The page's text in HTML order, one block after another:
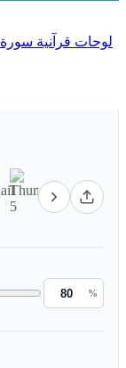
لوحات قرآنية سورة
%